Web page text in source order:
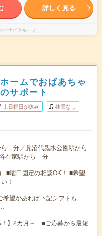
詳しく見る
イナビグループ）
ームでおばあちゃ
サポート
土日祝日が休み 残業なし
---分／見沼代親水公園駅から-
在家駅から---分
■曜日固定の相談OK！ ■希望
！
望があれば下記シフトも
！】2カ月～ ■ご応募から最短